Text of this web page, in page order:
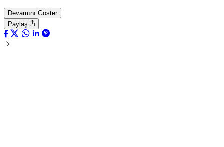
Devamını Göster
Paylaş